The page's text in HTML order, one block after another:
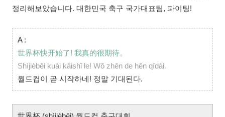
정리해보았습니다. 대한민국 축구 국가대표팀, 파이팅!
A :
世界杯快开始了! 我真的很期待。
Shìjièbēi kuài kāishǐ le! Wǒ zhēn de hěn qīdài.
월드컵이 곧 시작하네! 정말 기대된다.